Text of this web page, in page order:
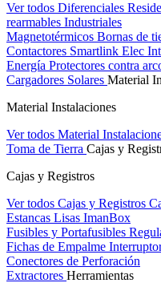
Ver todos Diferenciales
rearmables Industriales
Magnetotérmicos Bornas de
Contactores Smartlink Elec
Energía Protectores contra
Cargadores Solares Material
Material Instalaciones
Ver todos Material
Toma de Tierra Cajas y
Cajas y Registros
Ver todos Cajas y Registros
Estancas Lisas ImanBox
Fusibles y Portafusibles
Fichas de Empalme
Conectores de Perforación
Extractores Herramientas